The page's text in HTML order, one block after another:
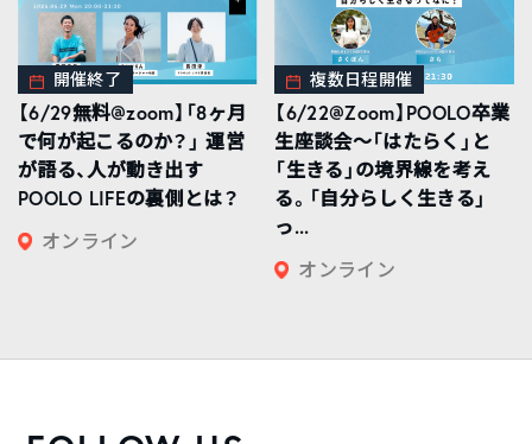
開催終了
【6/29無料@zoom】「8ヶ月
で何が起こるのか？」 運営
が語る、人が動き出す
POOLO LIFEの裏側とは？
オンライン
複数日程開催
【6/22@Zoom】POOLO卒業
生座談会〜「はたらく」と
「生きる」の境界線を考え
る。「自分らしく生きる」
っ...
オンライン